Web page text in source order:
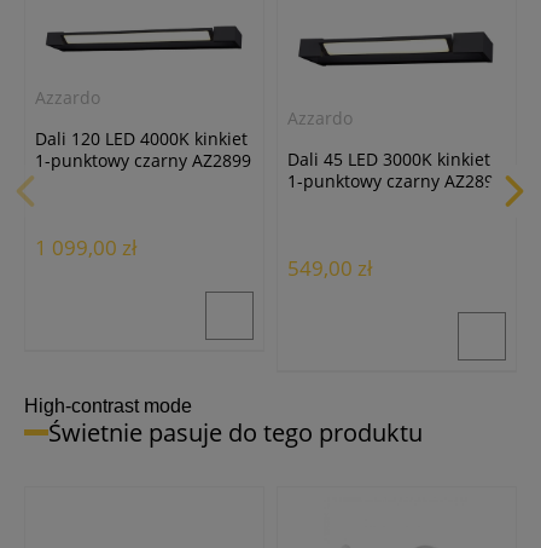
Azzardo
Dali 120 LED 4000K kinkiet
1-punktowy czarny AZ2899
1 099,00 zł
Azzardo
Dali 45 LED 3000K kinkiet
1-punktowy czarny AZ2892
549,00 zł
High-contrast mode
Świetnie pasuje do tego produktu